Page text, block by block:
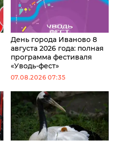
День города Иваново 8
августа 2026 года: полная
программа фестиваля
«Уводь-фест»
07.08.2026 07:35